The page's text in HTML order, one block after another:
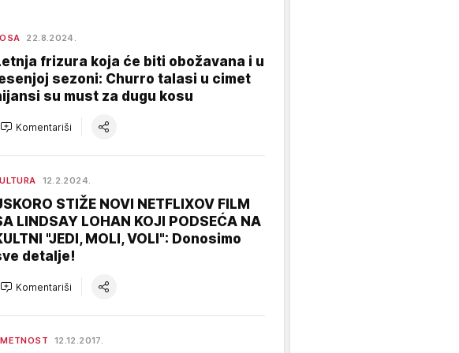
22.8.2024.
frizura koja će biti obožavana i u
sezoni: Churro talasi u cimet
su must za dugu kosu
Komentariši
12.2.2024.
STIŽE NOVI NETFLIXOV FILM
LINDSAY LOHAN KOJI PODSEĆA NA
"JEDI, MOLI, VOLI": Donosimo
detalje!
Komentariši
12.12.2017.